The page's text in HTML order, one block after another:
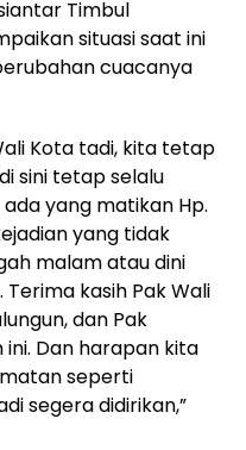
Timbul
situasi saat ini
cuacanya
Kota tadi, kita tetap
sini tetap selalu
yang matikan Hp.
yang tidak
malam atau dini
kasih Pak Wali
dan Pak
Dan harapan kita
seperti
segera didirikan,”